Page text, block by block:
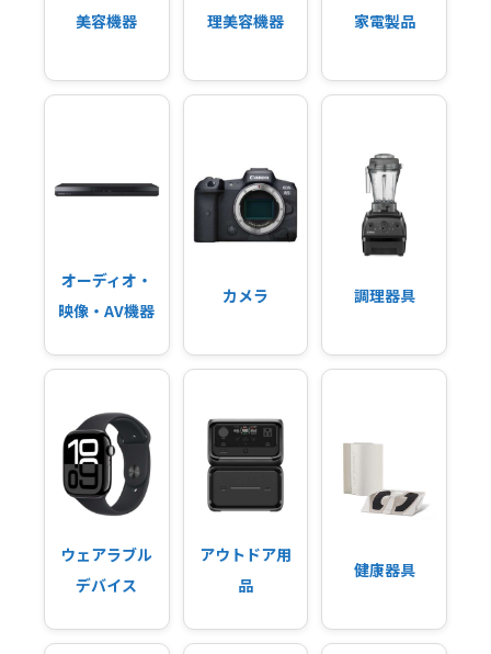
美容機器 理美容機器 家電製品
オーディオ・
映像・AV機器
カメラ 調理器具
ウェアラブル
デバイス
アウトドア用
品
健康器具